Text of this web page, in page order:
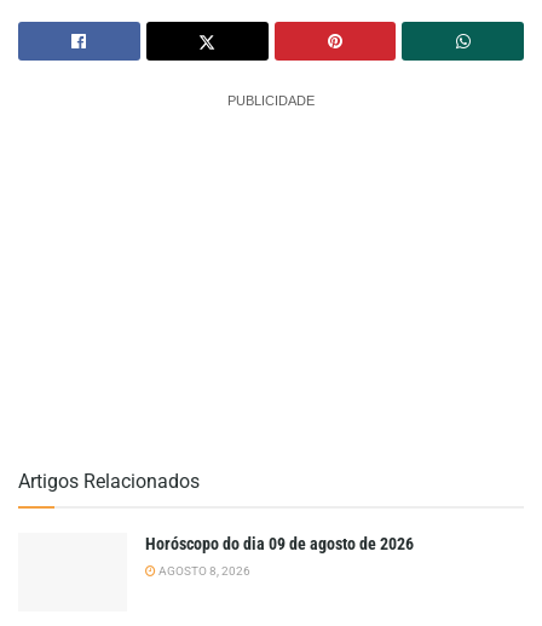
PUBLICIDADE
Artigos Relacionados
Horóscopo do dia 09 de agosto de 2026
AGOSTO 8, 2026